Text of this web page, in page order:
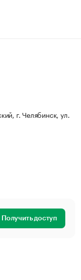
г. Челябинск, ул.
Получить доступ